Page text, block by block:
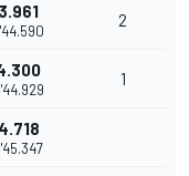
2
1